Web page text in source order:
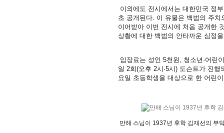
이외에도 전시에서는 대한민국 정
초 공개된다. 이 유물은 백범의 주
이어받아 이번 전시에 처음 공개한
상황에 대한 백범의 안타까운 심정
입장료는 성인 5천원, 청소년·어린
일 2회(오후 2시·5시) 도슨트가 진
요일 초등학생을 대상으로 한 어린
만해 스님이 1937년 후학 김재선의 부